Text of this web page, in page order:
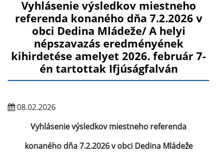
Vyhlásenie výsledkov miestneho
referenda konaného dňa 7.2.2026 v
obci Dedina Mládeže/ A helyi
népszavazás eredményének
kihirdetése amelyet 2026. február 7-
én tartottak Ifjúságfalván
08.02.2026
Vyhlásenie výsledkov miestneho referenda
konaného dňa 7.2.2026 v obci Dedina Mládeže